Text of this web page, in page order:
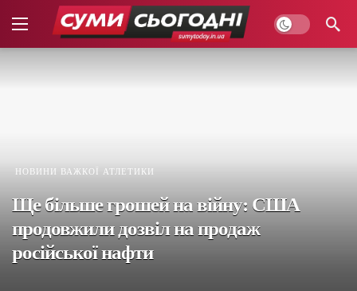
НОВИНИ ВАЖКОЇ АТЛЕТИКИ
Ще більше грошей на війну: США
продовжили дозвіл на продаж
російської нафти